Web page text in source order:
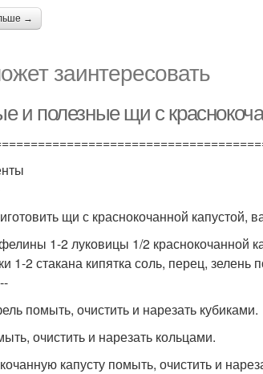
→
заинтересовать
и полезные щи с
щи с краснокочанной капустой,
1-2 луковицы 1/2 краснокочанной
1-2 стакана кипятка соль, перец, зелень
помыть, очистить и нарезать кубиками.
очистить и нарезать кольцами.
капусту помыть, очистить и